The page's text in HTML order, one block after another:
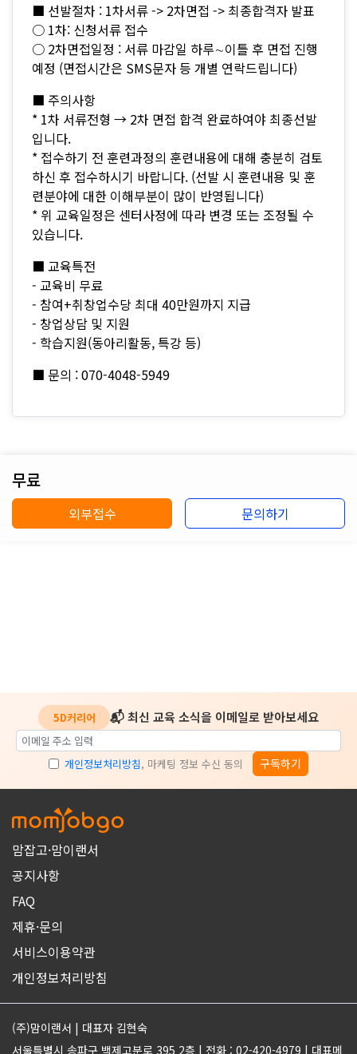
■ 선발절차 : 1차서류 -> 2차면접 -> 최종합격자 발표
○ 1차: 신청서류 접수
○ 2차면접일정 : 서류 마감일 하루∼이틀 후 면접 진행
예정 (면접시간은 SMS문자 등 개별 연락드립니다)
■ 주의사항
* 1차 서류전형 → 2차 면접 합격 완료하여야 최종선발
입니다.
* 접수하기 전 훈련과정의 훈련내용에 대해 충분히 검토
하신 후 접수하시기 바랍니다. (선발 시 훈련내용 및 훈
련분야에 대한 이해부분이 많이 반영됩니다)
* 위 교육일정은 센터사정에 따라 변경 또는 조정될 수
있습니다.
■ 교육특전
- 교육비 무료
- 참여+취창업수당 최대 40만원까지 지급
- 창업상담 및 지원
- 학습지원(동아리활동, 특강 등)
■ 문의 : 070-4048-5949
무료
외부접수 문의하기
5D커리어 📬 최신 교육 소식을 이메일로 받아보세요
개인정보처리방침, 마케팅 정보 수신 동의 구독하기
맘잡고·맘이랜서
공지사항
FAQ
제휴·문의
서비스이용약관
개인정보처리방침
(주)맘이랜서 | 대표자 김현숙
서울특별시 송파구 백제고분로 395 2층 | 전화 : 02-420-4979 | 대표메